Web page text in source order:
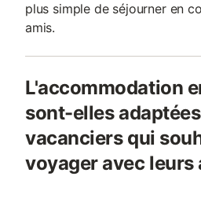
plus simple de séjourner en
amis.
L'accommodation
sont-elles
vacanciers qui
voyager avec leurs